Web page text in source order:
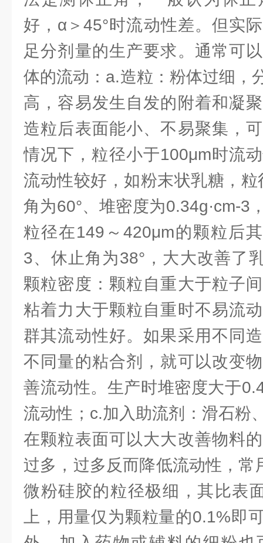
好，α＞45°时流动性差。但实
足分剂量的生产要求。通常可
体的流动：a.造粒：粉体过细，
高，容易发生自发的附着和凝
造粒后表面能小、不易聚集，
情况下，粒径小于100μm时流
流动性较好，如粉末状乳糖，
角为60°、堆密度为0.34g·cm-3
粒径在149～420μm的颗粒后
3、休止角为38°，大大改善了
颗粒密度：颗粒自重大于粒子
粘着力大于颗粒自重时不易流
群其流动性好。如果采用不同
不同量的粘合剂，就可以改变
善流动性。生产时堆密度大于
流动性；c.加入助流剂：滑石粉
在颗粒表面可以大大改善物料
过多，过多反而降低流动性，常
微粉硅胶的粒径极细，其比表
上，用量仅为颗粒量的0.1%即